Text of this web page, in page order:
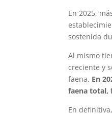
En 2025,
sostenida
Al mismo
creciente y
faena. En
faena total,
En